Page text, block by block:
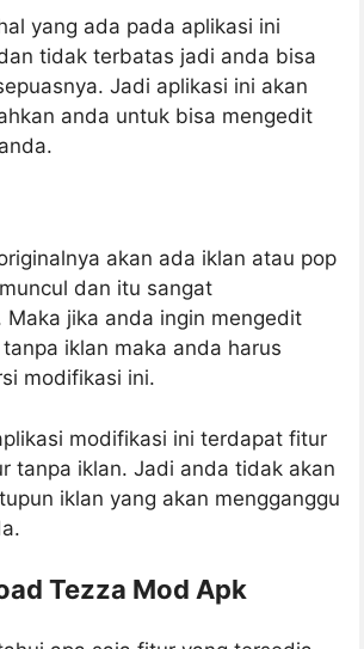
yang ada pada aplikasi ini
tidak terbatas jadi anda bisa
Jadi aplikasi ini akan
anda untuk bisa mengedit
akan ada iklan atau pop
dan itu sangat
Maka jika anda ingin mengedit
iklan maka anda harus
modifikasi ini.
modifikasi ini terdapat fitur
tanpa iklan. Jadi anda tidak akan
iklan yang akan mengganggu
Tezza Mod Apk